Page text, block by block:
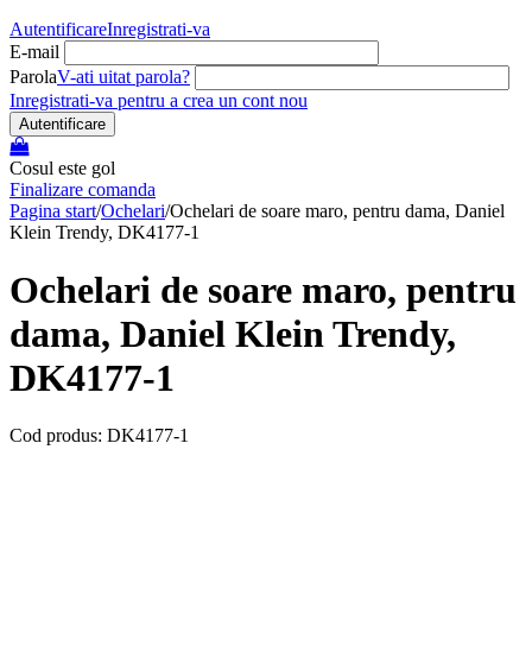
AutentificareInregistrati-va
E-mail
ParolaV-ati uitat parola?
Inregistrati-va pentru a crea un cont nou
Autentificare
Cosul este gol
Finalizare comanda
Pagina start/Ochelari/Ochelari de soare maro, pentru dama, Daniel
Klein Trendy, DK4177-1
Ochelari de soare maro, pentru
dama, Daniel Klein Trendy,
DK4177-1
Cod produs: DK4177-1